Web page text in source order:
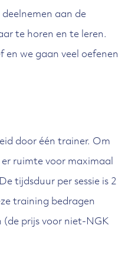
deelnemen aan de
te horen en te leren.
en we gaan veel oefenen
door één trainer. Om
ruimte voor maximaal
tijdsduur per sessie is 2
training bedragen
(de prijs voor niet-NGK